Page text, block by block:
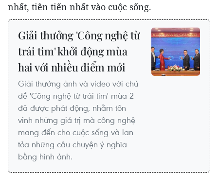
nhất, tiên tiến nhất vào cuộc sống.
Giải thưởng 'Công nghệ từ
trái tim' khởi động mùa
hai với nhiều điểm mới
Giải thưởng ảnh và video với chủ
đề 'Công nghệ từ trái tim' mùa 2
đã được phát động, nhằm tôn
vinh những giá trị mà công nghệ
mang đến cho cuộc sống và lan
tỏa những câu chuyện ý nghĩa
bằng hình ảnh.